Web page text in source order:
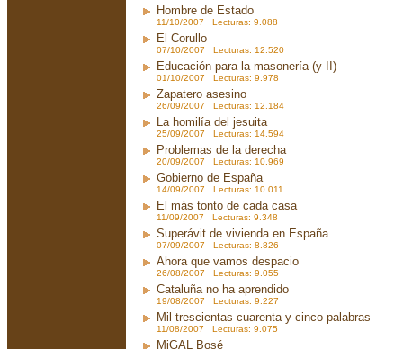
Hombre de Estado
11/10/2007 Lecturas: 9.088
El Corullo
07/10/2007 Lecturas: 12.520
Educación para la masonería (y II)
01/10/2007 Lecturas: 9.978
Zapatero asesino
26/09/2007 Lecturas: 12.184
La homilía del jesuita
25/09/2007 Lecturas: 14.594
Problemas de la derecha
20/09/2007 Lecturas: 10.969
Gobierno de España
14/09/2007 Lecturas: 10.011
El más tonto de cada casa
11/09/2007 Lecturas: 9.348
Superávit de vivienda en España
07/09/2007 Lecturas: 8.826
Ahora que vamos despacio
26/08/2007 Lecturas: 9.055
Cataluña no ha aprendido
19/08/2007 Lecturas: 9.227
Mil trescientas cuarenta y cinco palabras
11/08/2007 Lecturas: 9.075
MiGAL Bosé